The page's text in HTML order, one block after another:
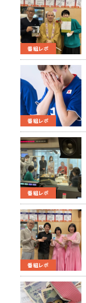
番組レポ
番組レポ
番組レポ
番組レポ